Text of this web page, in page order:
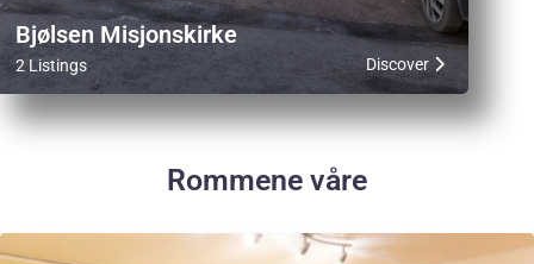
Bjølsen Misjonskirke
2 Listings Discover
Rommene våre